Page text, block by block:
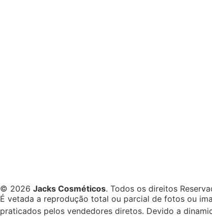
© 2026 Jacks Cosméticos. Todos os direitos
É vetada a reprodução total ou parcial de fotos ou
praticados pelos vendedores diretos. Devido a